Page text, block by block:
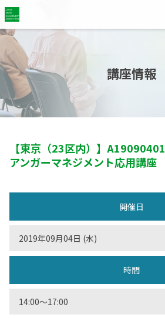
講座情報
【東京（23区内）】 A19090401
アンガーマネジメント応用講座
開催日
2019年09月04日 (水)
時間
14:00〜17:00